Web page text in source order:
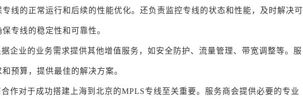
线的正常运行和后续的性能优化。还负责监控专线的状态和性能，及时解决可
专线的稳定性和可靠性。
企业的业务需求提供其他增值服务，如安全防护、流量管理、带宽调整等。服
预算，提供最佳的解决方案。
作对于成功搭建上海到北京的MPLS专线至关重要。服务商会提供必要的专业